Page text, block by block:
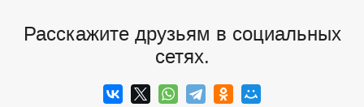
Расскажите друзьям в социальных
сетях.